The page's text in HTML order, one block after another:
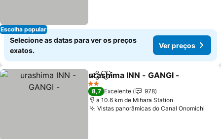
Escolha popular
Selecione as datas para ver os preços
exatos.
Ver preços
PartilharAdicionar aos favoritos
urashima INN - GANGI -
2 Estrelas
8,7 Excelente
978
a 10.6 km de Mihara Station
Vistas panorâmicas do Canal Onomichi